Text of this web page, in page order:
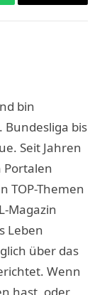
Copy
bin
Bundesliga bis
Seit Jahren
Portalen
TOP-Themen
Magazin
Leben
über das
Wenn